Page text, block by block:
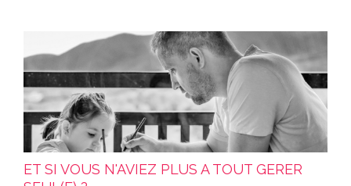
ET SI VOUS N'AVIEZ PLUS A TOUT GERER